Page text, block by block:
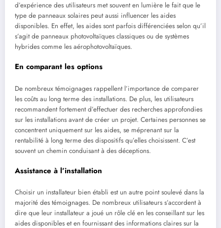
d’expérience des utilisateurs met souvent en lumière le fait que le
type de panneaux solaires peut aussi influencer les aides
disponibles. En effet, les aides sont parfois différenciées selon qu’il
s’agit de panneaux photovoltaïques classiques ou de systèmes
hybrides comme les aérophotovoltaïques.
En comparant les options
De nombreux témoignages rappellent l’importance de comparer
les coûts au long terme des installations. De plus, les utilisateurs
recommandent fortement d’effectuer des recherches approfondies
sur les installations avant de créer un projet. Certaines personnes se
concentrent uniquement sur les aides, se méprenant sur la
rentabilité à long terme des dispositifs qu’elles choisissent. C’est
souvent un chemin conduisant à des déceptions.
Assistance à l’installation
Choisir un installateur bien établi est un autre point soulevé dans la
majorité des témoignages. De nombreux utilisateurs s’accordent à
dire que leur installateur a joué un rôle clé en les conseillant sur les
aides disponibles et en fournissant des informations claires sur la